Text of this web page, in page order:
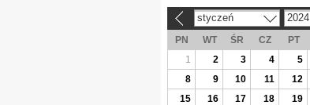
styczeń 2024
PN WT ŚR CZ PT
1
2 3 4 5
8
9 10 11 12
15
16 17 18 19